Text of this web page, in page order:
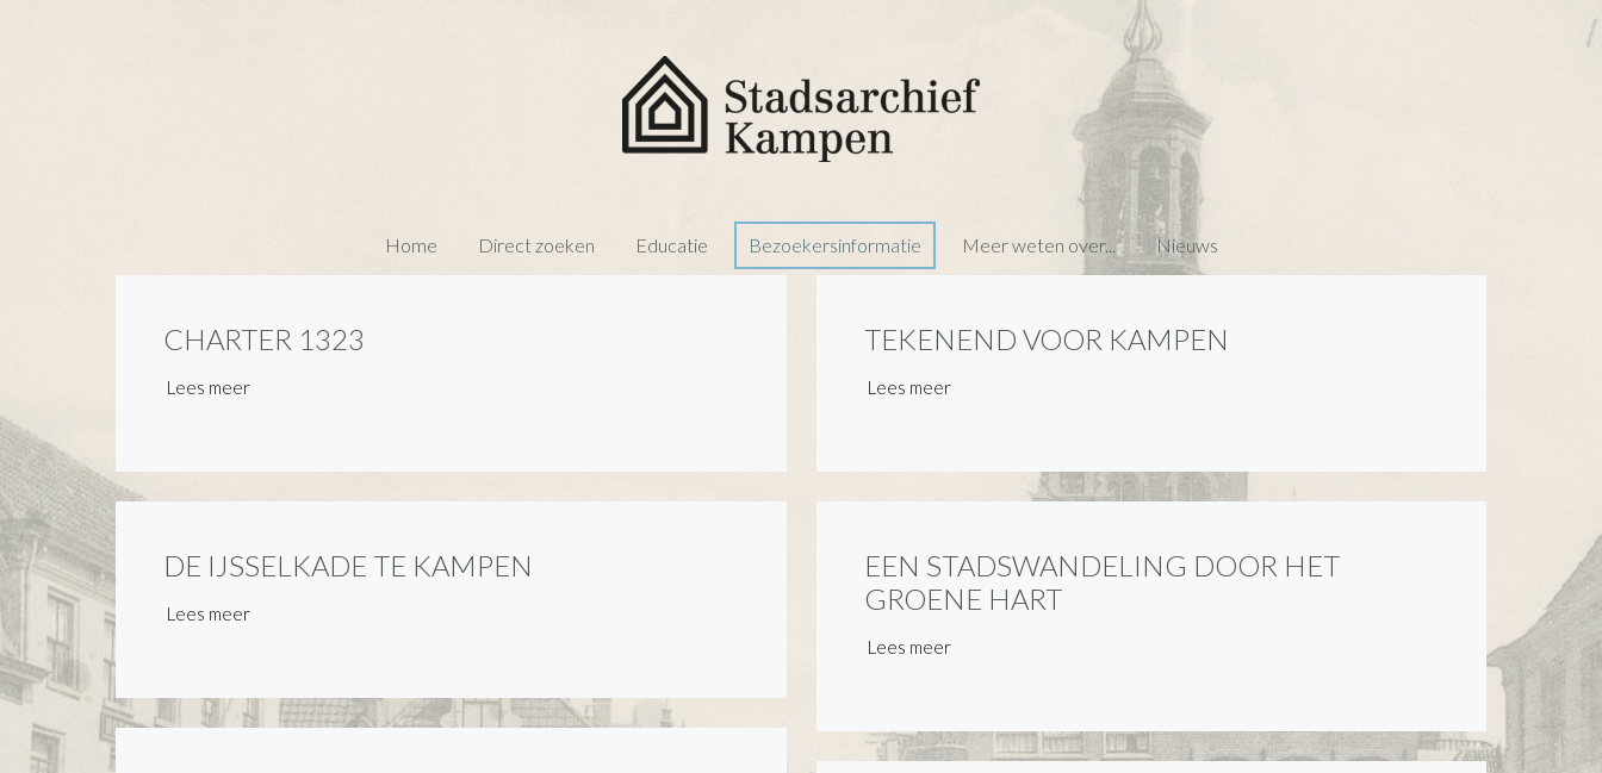
Home Direct zoeken Educatie Bezoekersinformatie Meer weten over... Nieuws
CHARTER 1323
Lees meer
DE IJSSELKADE TE KAMPEN
Lees meer
TEKENEND VOOR KAMPEN
Lees meer
EEN STADSWANDELING DOOR HET
GROENE HART
Lees meer